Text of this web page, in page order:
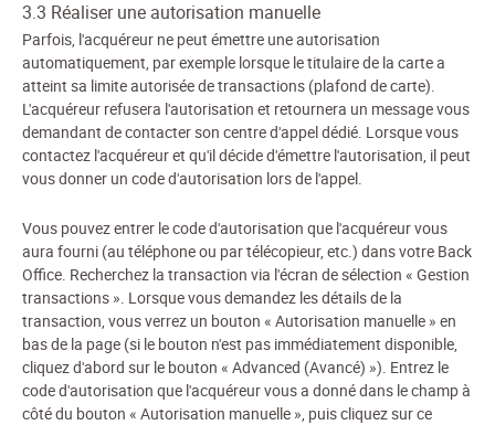
3.3 Réaliser une autorisation manuelle
Parfois, l'acquéreur ne peut émettre une autorisation
automatiquement, par exemple lorsque le titulaire de la carte a
atteint sa limite autorisée de transactions (plafond de carte).
L'acquéreur refusera l'autorisation et retournera un message vous
demandant de contacter son centre d'appel dédié. Lorsque vous
contactez l'acquéreur et qu'il décide d'émettre l'autorisation, il peut
vous donner un code d'autorisation lors de l'appel.
Vous pouvez entrer le code d'autorisation que l'acquéreur vous
aura fourni (au téléphone ou par télécopieur, etc.) dans votre Back
Office. Recherchez la transaction via l'écran de sélection « Gestion
transactions ». Lorsque vous demandez les détails de la
transaction, vous verrez un bouton « Autorisation manuelle » en
bas de la page (si le bouton n'est pas immédiatement disponible,
cliquez d'abord sur le bouton « Advanced (Avancé) »). Entrez le
code d'autorisation que l'acquéreur vous a donné dans le champ à
côté du bouton « Autorisation manuelle », puis cliquez sur ce